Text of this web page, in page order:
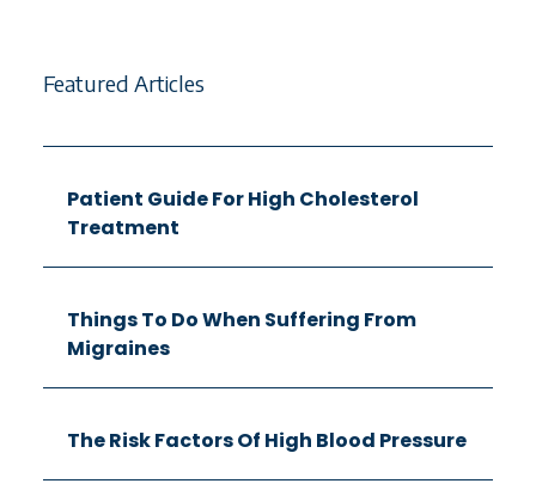
Featured Articles
Patient Guide For High Cholesterol
Treatment
Things To Do When Suffering From
Migraines
The Risk Factors Of High Blood Pressure